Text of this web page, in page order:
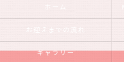
ホーム
お迎えまでの流れ
ギャラリー